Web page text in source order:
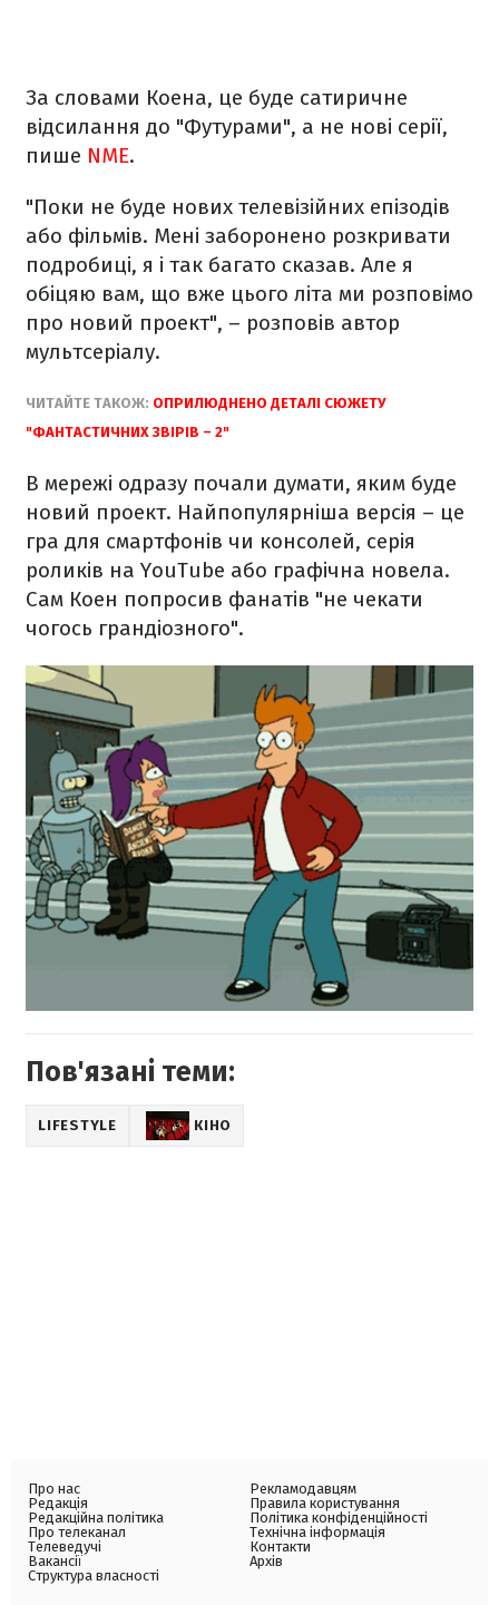
За словами Коена, це буде сатиричне
відсилання до "Футурами", а не нові серії,
пише NME.
"Поки не буде нових телевізійних епізодів
або фільмів. Мені заборонено розкривати
подробиці, я і так багато сказав. Але я
обіцяю вам, що вже цього літа ми розповімо
про новий проект", – розповів автор
мультсеріалу.
ЧИТАЙТЕ ТАКОЖ: ОПРИЛЮДНЕНО ДЕТАЛІ СЮЖЕТУ
"ФАНТАСТИЧНИХ ЗВІРІВ – 2"
В мережі одразу почали думати, яким буде
новий проект. Найпопулярніша версія – це
гра для смартфонів чи консолей, серія
роликів на YouTube або графічна новела.
Сам Коен попросив фанатів "не чекати
чогось грандіозного".
Пов'язані теми:
LIFESTYLE КІНО
Про нас
Редакція
Редакційна політика
Про телеканал
Телеведучі
Вакансії
Структура власності
Рекламодавцям
Правила користування
Політика конфіденційності
Технічна інформація
Контакти
Архів